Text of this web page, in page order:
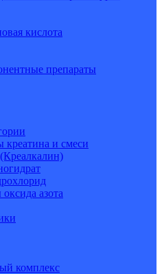
кислота
препараты
креатина и смеси
азота
комплекс